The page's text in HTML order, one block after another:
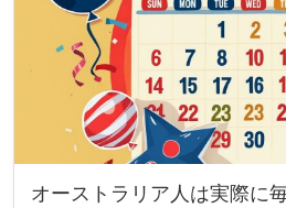
オーストラリア人は実際に